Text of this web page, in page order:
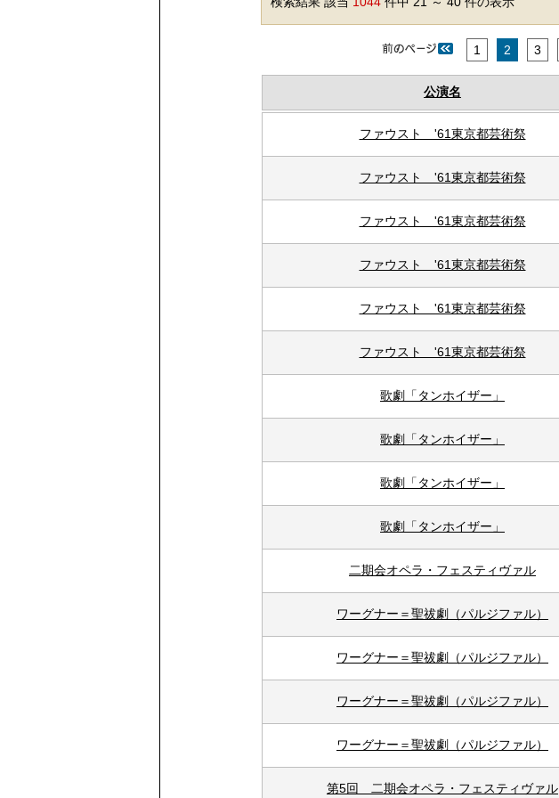
1 2 3
公演名
ファウスト '61東京都芸術祭
ファウスト '61東京都芸術祭
ファウスト '61東京都芸術祭
ファウスト '61東京都芸術祭
ファウスト '61東京都芸術祭
ファウスト '61東京都芸術祭
歌劇「タンホイザー」
歌劇「タンホイザー」
歌劇「タンホイザー」
歌劇「タンホイザー」
二期会オペラ・フェスティヴァル
ワーグナー＝聖祓劇（パルジファル）
ワーグナー＝聖祓劇（パルジファル）
ワーグナー＝聖祓劇（パルジファル）
ワーグナー＝聖祓劇（パルジファル）
第5回 二期会オペラ・フェスティヴァル